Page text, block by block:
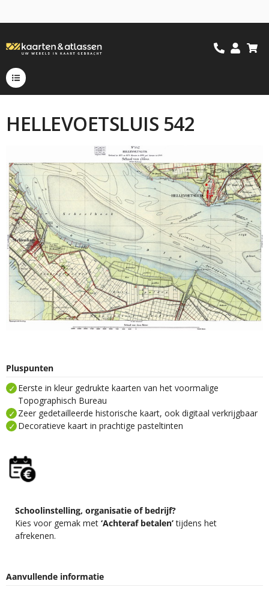
HELLEVOETSLUIS 542
Pluspunten
Eerste in kleur gedrukte kaarten van het voormalige
Topographisch Bureau
Zeer gedetailleerde historische kaart, ook digitaal verkrijgbaar
Decoratieve kaart in prachtige pasteltinten
Schoolinstelling, organisatie of bedrijf?
Kies voor gemak met ‘Achteraf betalen’tijdens het
afrekenen.
Aanvullende informatie